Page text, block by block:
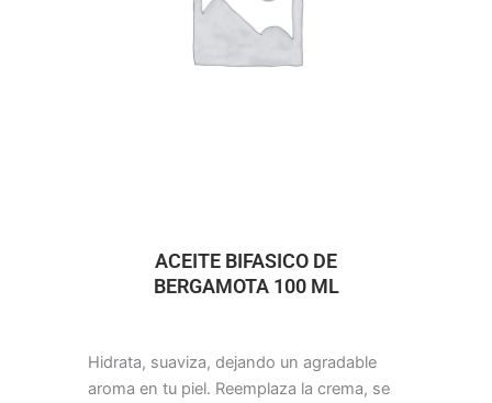
ACEITE BIFASICO DE
BERGAMOTA 100 ML
Hidrata, suaviza, dejando un agradable
aroma en tu piel. Reemplaza la crema, se